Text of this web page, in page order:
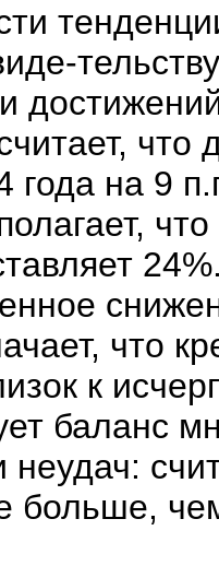
года на 9
что
к
баланс
неудач:
больше,